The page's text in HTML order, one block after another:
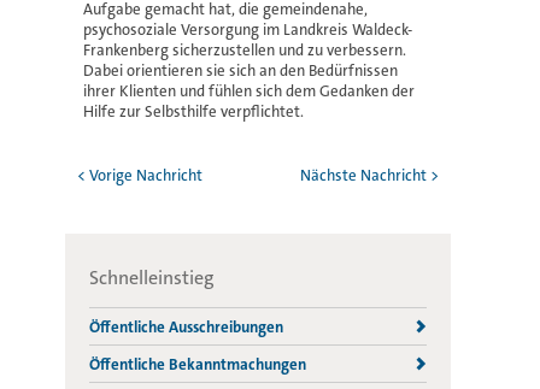
Aufgabe gemacht hat, die gemeindenahe,
psychosoziale Versorgung im Landkreis Waldeck-
Frankenberg sicherzustellen und zu verbessern.
Dabei orientieren sie sich an den Bedürfnissen
ihrer Klienten und fühlen sich dem Gedanken der
Hilfe zur Selbsthilfe verpflichtet.
Nächste Nachricht >
< Vorige Nachricht
Schnelleinstieg
Öffentliche Ausschreibungen
Öffentliche Bekanntmachungen